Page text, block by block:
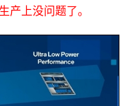
上没问题了。